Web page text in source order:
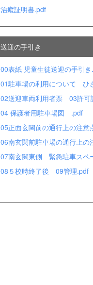
治癒証明書.pdf
送迎の手引き
00表紙 児童生徒送迎の手引
01駐車場の利用について
02送迎車両利用者票 03許可
04 保護者用駐車場図 .pdf
05正面玄関前の通行上の注意
06南玄関前駐車場の通行上の
07南玄関東側 緊急駐車スペ
08５校時終了後 09管理.pdf